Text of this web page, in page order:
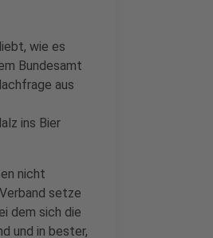
wie es
Bundesamt
aus
ins Bier
nicht
setze
dem sich die
und in bester,